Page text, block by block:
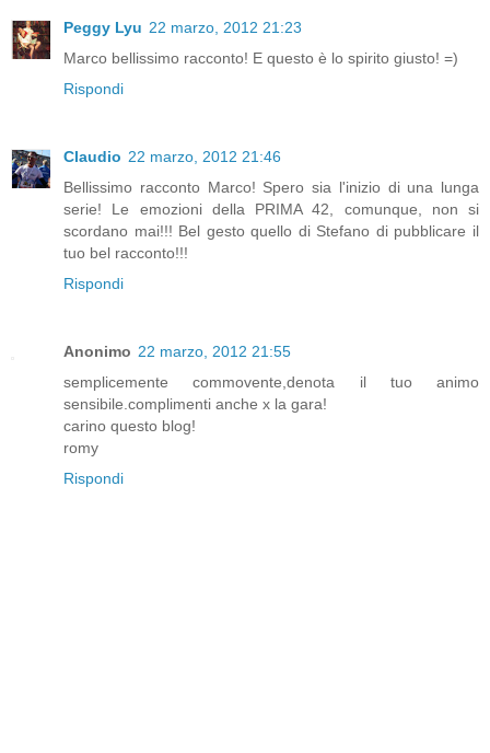
Peggy Lyu 22 marzo, 2012 21:23
Marco bellissimo racconto! E questo è lo spirito giusto! =)
Rispondi
Claudio 22 marzo, 2012 21:46
Bellissimo racconto Marco! Spero sia l'inizio di una lunga
serie! Le emozioni della PRIMA 42, comunque, non si
scordano mai!!! Bel gesto quello di Stefano di pubblicare il
tuo bel racconto!!!
Rispondi
Anonimo 22 marzo, 2012 21:55
semplicemente commovente,denota il tuo animo
sensibile.complimenti anche x la gara!
carino questo blog!
romy
Rispondi